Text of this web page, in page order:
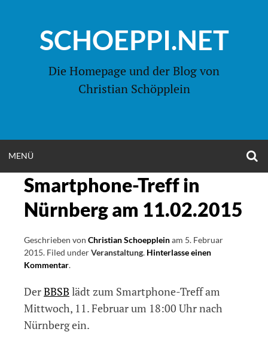
springenSCHOEPPI.NET
Die Homepage und der Blog von
Christian Schöpplein
MENÜ
MENU
Smartphone-Treff in
Nürnberg am 11.02.2015
Geschrieben von Christian Schoeppleinam 5. Februar
2015. Filed underVeranstaltung. Hinterlasse einen
Kommentaron
Treff
Nürnberg
am
.
DerBBSB lädt zum Smartphone-Treff am
Mittwoch, 11. Februar um 18:00 Uhr nach
Nürnberg ein.